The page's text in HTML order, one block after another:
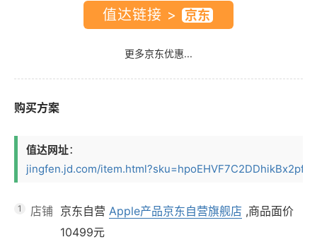
值达链接 >
更多京东优惠...
购买方案
值达网址：
jingfen.jd.com/
1 店铺 京东自营 Apple产品京东自营旗舰店 ,商品面价
10499元